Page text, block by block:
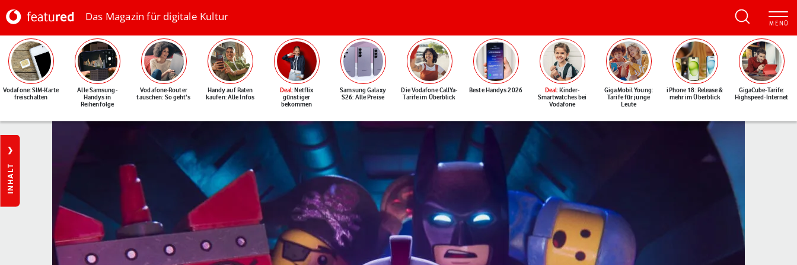
Das Magazin für digitale Kultur
Vodafone: SIM-Karte
freischalten
Alle Samsung-
Handys in
Reihenfolge
Vodafone-Router
tauschen: So geht's
Handy auf Raten
kaufen: Alle Infos
Deal: Netflix
günstiger
bekommen
Samsung Galaxy
S26: Alle Preise
Die Vodafone CallYa-
Tarife im Überblick
Beste Handys 2026 Deal: Kinder-
Smartwatches bei
Vodafone
GigaMobil Young:
Tarife für junge
Leute
iPhone 18: Release &
mehr im Überblick
GigaCube-Tarife:
Highspeed-Internet
INHALT